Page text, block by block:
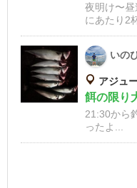
夜明け〜
にあたり2
いの
アジュ
餌の限り
21:30から
ったよ...